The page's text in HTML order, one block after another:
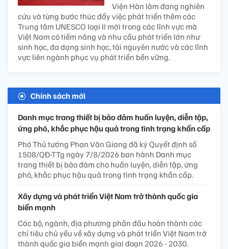
Viện Hàn lâm đang nghiên
cứu và từng bước thúc đẩy việc phát triển thêm các
Trung tâm UNESCO loại II mới trong các lĩnh vực mà
Việt Nam có tiềm năng và nhu cầu phát triển lớn như
sinh học, đa dạng sinh học, tài nguyên nước và các lĩnh
vực liên ngành phục vụ phát triển bền vững.
Chính sách mới
Danh mục trang thiết bị bảo đảm huấn luyện, diễn tập,
ứng phó, khắc phục hậu quả trong tình trạng khẩn cấp
Phó Thủ tướng Phan Văn Giang đã ký Quyết định số
1508/QĐ-TTg ngày 7/8/2026 ban hành Danh mục
trang thiết bị bảo đảm cho huấn luyện, diễn tập, ứng
phó, khắc phục hậu quả trong tình trạng khẩn cấp.
Xây dựng và phát triển Việt Nam trở thành quốc gia
biển mạnh
Các bộ, ngành, địa phương phấn đấu hoàn thành các
chỉ tiêu chủ yếu về xây dựng và phát triển Việt Nam trở
thành quốc gia biển mạnh giai đoạn 2026 - 2030.